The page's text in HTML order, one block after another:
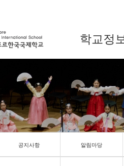
학교정
공지사항 알림마당